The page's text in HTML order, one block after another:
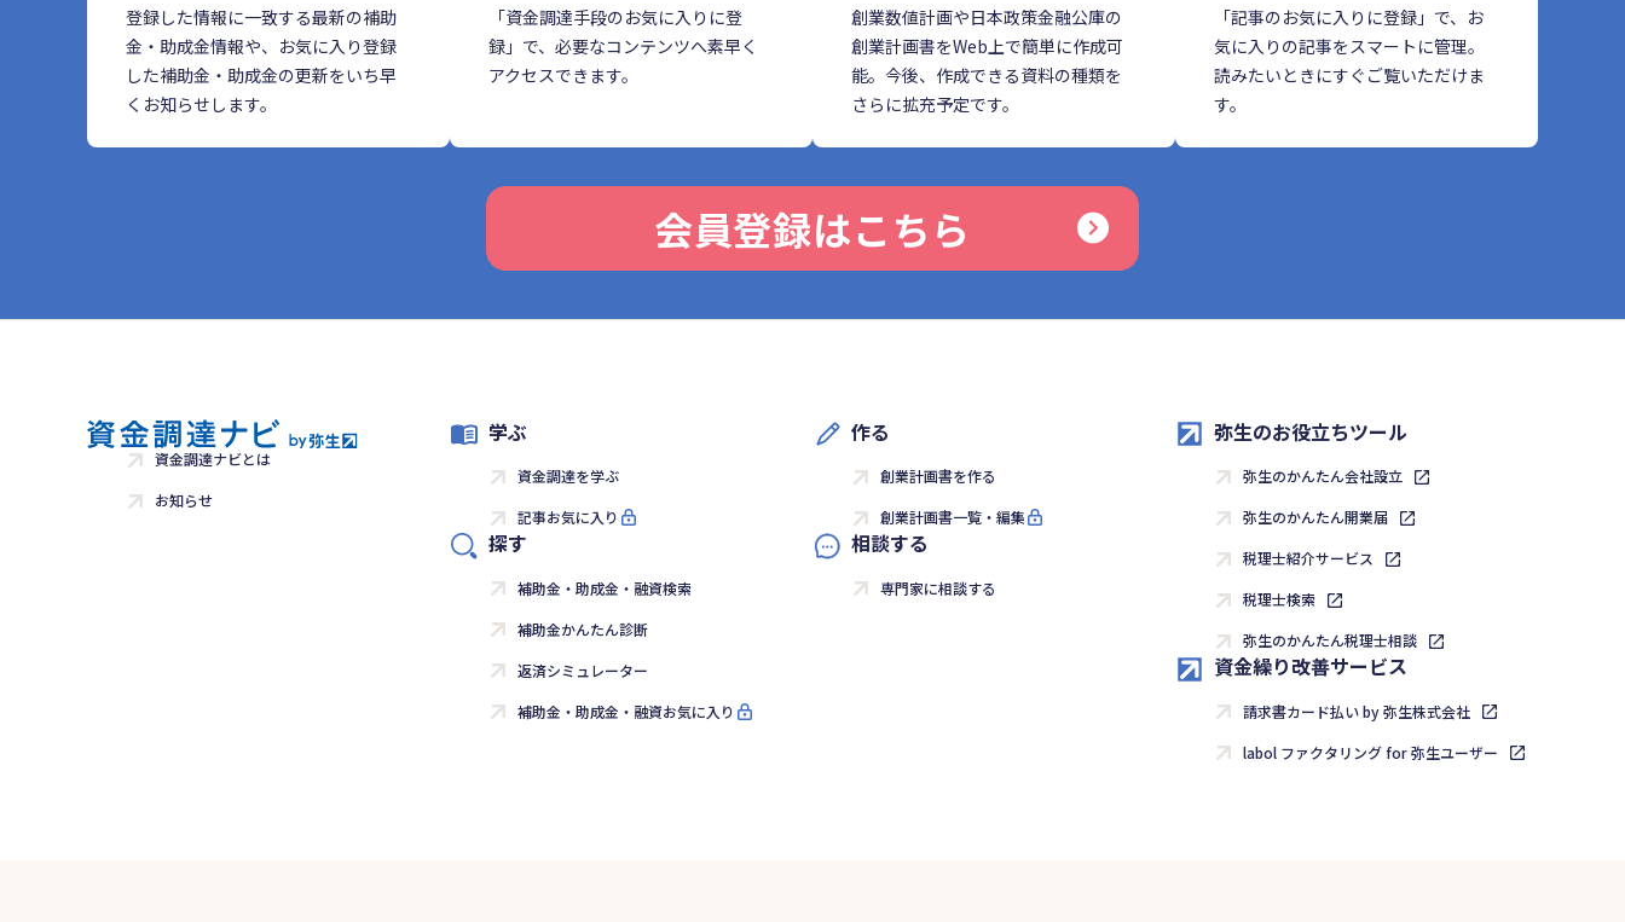
登録した情報に一致する最新の補助
金・助成金情報や、お気に入り登録
した補助金・助成金の更新をいち早
くお知らせします。
「資金調達手段のお気に入りに登
録」で、必要なコンテンツへ素早く
アクセスできます。
創業数値計画や日本政策金融公庫の
創業計画書をWeb上で簡単に作成可
能。今後、作成できる資料の種類を
さらに拡充予定です。
「記事のお気に入りに登録」で、お
気に入りの記事をスマートに管理。
読みたいときにすぐご覧いただけま
す。
会員登録はこちら
資金調達ナビとは
お知らせ
学ぶ
資金調達を学ぶ
記事お気に入り
探す
補助金・助成金・融資検索
補助金かんたん診断
返済シミュレーター
補助金・助成金・融資お気に入り
作る
創業計画書を作る
創業計画書一覧・編集
相談する
専門家に相談する
弥生のお役立ちツール
弥生のかんたん会社設立
弥生のかんたん開業届
税理士紹介サービス
税理士検索
弥生のかんたん税理士相談
資金繰り改善サービス
請求書カード払い by 弥生株式会社
labol ファクタリング for 弥生ユーザー